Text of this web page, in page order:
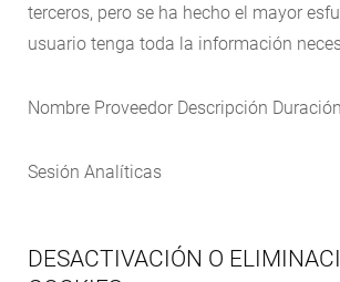
terceros, pero se ha hecho el mayor
usuario tenga toda la información
Nombre Proveedor Descripción
Sesión Analíticas
DESACTIVACIÓN O